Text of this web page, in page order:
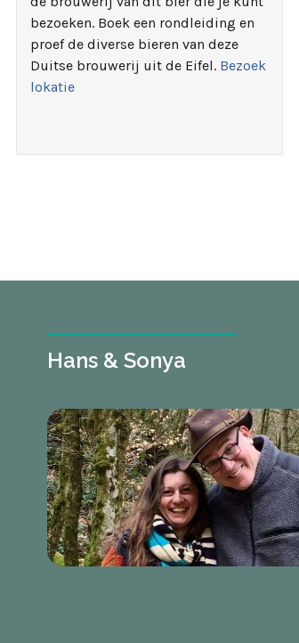
bezoeken. Boek een rondleiding en
proef de diverse bieren van deze
Duitse brouwerij uit de Eifel. Bezoek
lokatie
Hans & Sonya